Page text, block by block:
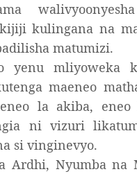
kulingana na
matumizi.
yenu mliyoweka
maeneo
la akiba,
ni vizuri
si vinginevyo.
Ardhi, Nyumba na